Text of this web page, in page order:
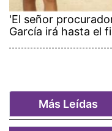
'El señor
García irá hasta el
Más Leídas